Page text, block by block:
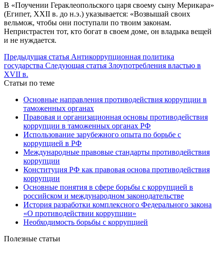
В «Поучении Гераклеопольского царя своему сыну Мерикара»
(Египет, XXII в. до н.э.) указывается: «Возвышай своих
вельмож, чтобы они поступали по твоим законам.
Непристрастен тот, кто богат в своем доме, он владыка вещей
и не нуждается.
Предыдущая статья Антикоррупционная политика
государства Следующая статья Злоупотребления властью в
XVII в.
Статьи по теме
Основные направления противодействия коррупции в
таможенных органах
Правовая и организационная основы противодействия
коррупции в таможенных органах РФ
Использование зарубежного опыта по борьбе с
коррупцией в РФ
Международные правовые стандарты противодействия
коррупции
Конституция РФ как правовая основа противодействия
коррупции
Основные понятия в сфере борьбы с коррупцией в
российском и международном законодательстве
История разработки комплексного Федерального закона
«О противодействии коррупции»
Необходимость борьбы с коррупцией
Полезные статьи